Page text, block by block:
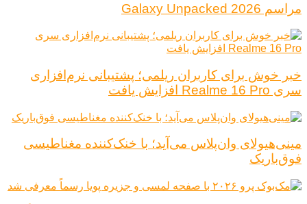
مراسم Galaxy Unpacked 2026
خبر خوش برای کاربران ریلمی؛ پشتیبانی نرم‌افزاری
سری Realme 16 Pro افزایش یافت
مینی‌هیولای وان‌پلاس می‌آید؛ با خنک‌کننده مغناطیسی
فوق‌باریک